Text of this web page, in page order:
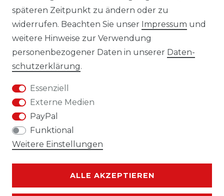
KONTAKT
REUTEWEG 2/1, 73035 GÖPPINGEN
E-MAIL: INFO@BS-HANDEL.DE
VERTRAG WIDERRUFEN Kontakt
späteren Zeitpunkt zu ändern oder zu
widerrufen. Beachten Sie unser Impressum und
weitere Hinweise zur Verwendung
personenbezogener Daten in unserer Daten­
schutz­erklärung.
Essenziell
Externe Medien
PayPal
Funktional
Weitere Einstellungen
ALLE AKZEPTIEREN